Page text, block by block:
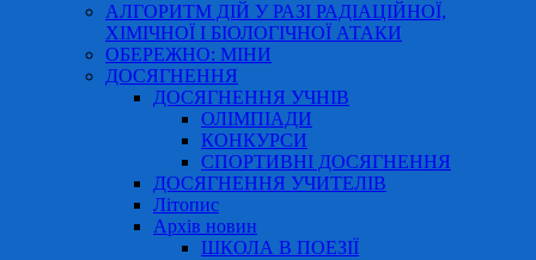
АЛГОРИТМ ДІЙ У РАЗІ РАДІАЦІЙНОЇ,
ХІМІЧНОЇ І БІОЛОГІЧНОЇ АТАКИ
ОБЕРЕЖНО: МІНИ
ДОСЯГНЕННЯ
ДОСЯГНЕННЯ УЧНІВ
ОЛІМПІАДИ
КОНКУРСИ
СПОРТИВНІ ДОСЯГНЕННЯ
ДОСЯГНЕННЯ УЧИТЕЛІВ
Літопис
Архів новин
ШКОЛА В ПОЕЗІЇ